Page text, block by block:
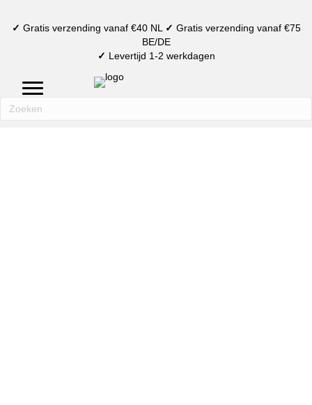
✓ Gratis verzending vanaf €40 NL ✓ Gratis verzending vanaf €75
BE/DE
✓ Levertijd 1-2 werkdagen